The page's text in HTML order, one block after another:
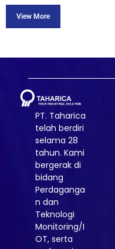
PT. Taharica
telah berdiri
selama 28
tahun. Kami
bergerak di
bidang
Perdaganga
n dan
Teknologi
Monitoring/I
OT, serta